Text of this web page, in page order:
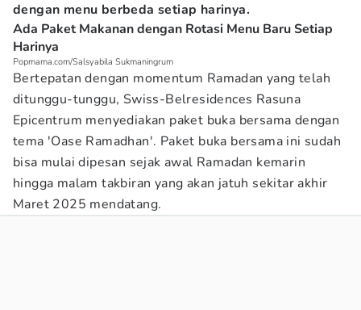
dengan menu berbeda setiap harinya.
Ada Paket Makanan dengan Rotasi Menu Baru Setiap
Harinya
Popmama.com/Salsyabila Sukmaningrum
Bertepatan dengan momentum Ramadan yang telah
ditunggu-tunggu, Swiss-Belresidences Rasuna
Epicentrum menyediakan paket buka bersama dengan
tema 'Oase Ramadhan'. Paket buka bersama ini sudah
bisa mulai dipesan sejak awal Ramadan kemarin
hingga malam takbiran yang akan jatuh sekitar akhir
Maret 2025 mendatang.